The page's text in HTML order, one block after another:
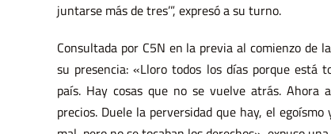
juntarse más de tres’”, expresó a su turno.
Consultada por C5N en la previa al comienzo de
su presencia: «Lloro todos los días porque está
país. Hay cosas que no se vuelve atrás.
precios. Duele la perversidad que hay, el